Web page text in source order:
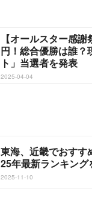
【オールスター感
円！総合優勝は誰？
ト」当選者を発表
2025-04-04
東海、近畿でおすす
25年最新ランキング
2025-11-10